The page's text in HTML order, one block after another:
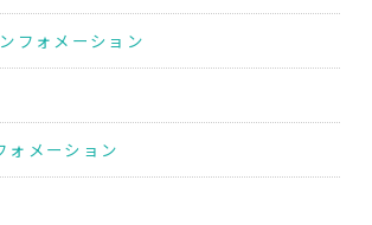
フォメーション
ォメーション